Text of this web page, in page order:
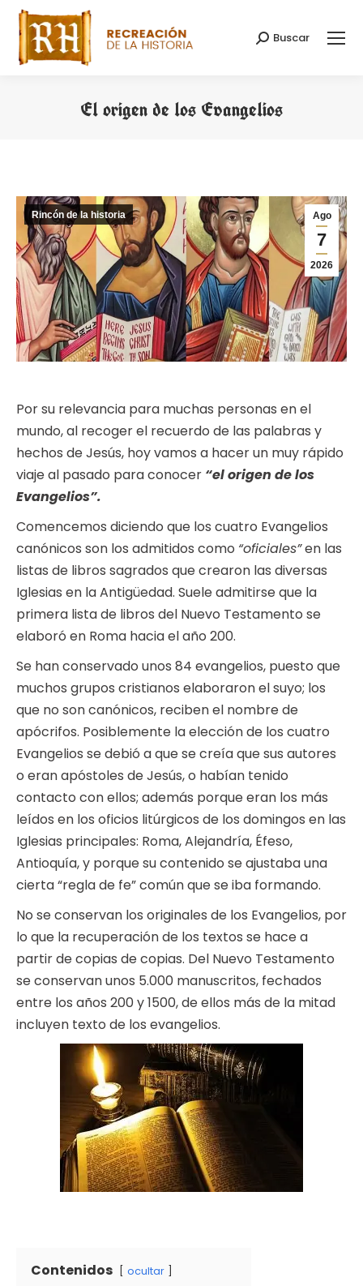
Buscar:
Buscar
El origen de los Evangelios
Ago
7
2026
Rincón de la historia
Por su relevancia para muchas personas en el
mundo, al recoger el recuerdo de las palabras y
hechos de Jesús, hoy vamos a hacer un muy rápido
viaje al pasado para conocer “el origen de los
Evangelios”.
Comencemos diciendo que los cuatro Evangelios
canónicos son los admitidos como “oficiales”en las
listas de libros sagrados que crearon las diversas
Iglesias en la Antigüedad. Suele admitirse que la
primera lista de libros del Nuevo Testamento se
elaboró en Roma hacia el año 200.
Se han conservado unos 84 evangelios, puesto que
muchos grupos cristianos elaboraron el suyo; los
que no son canónicos, reciben el nombre de
apócrifos. Posiblemente la elección de los cuatro
Evangelios se debió a que se creía que sus autores
o eran apóstoles de Jesús, o habían tenido
contacto con ellos; además porque eran los más
leídos en los oficios litúrgicos de los domingos en las
Iglesias principales: Roma, Alejandría, Éfeso,
Antioquía, y porque su contenido se ajustaba una
cierta “regla de fe” común que se iba formando.
No se conservan los originales de los Evangelios, por
lo que la recuperación de los textos se hace a
partir de copias de copias. Del Nuevo Testamento
se conservan unos 5.000 manuscritos, fechados
entre los años 200 y 1500, de ellos más de la mitad
incluyen texto de los evangelios.
Contenidos ocultar